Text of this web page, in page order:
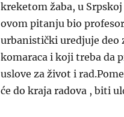
kreketom žaba, u
ovom pitanju bio
urbanistički uredjuje deo
komaraca i koji treba da
uslove za život i
će do kraja radova , biti